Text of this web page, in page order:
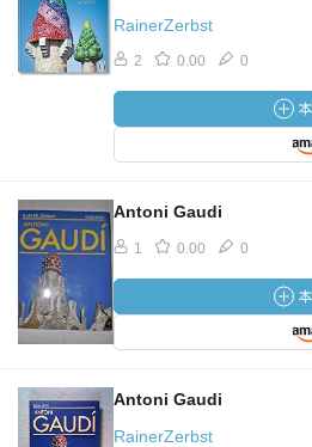
RainerZerbst
2 0.00 0
Antoni Gaudi
1 0.00 0
Antoni Gaudi
RainerZerbst